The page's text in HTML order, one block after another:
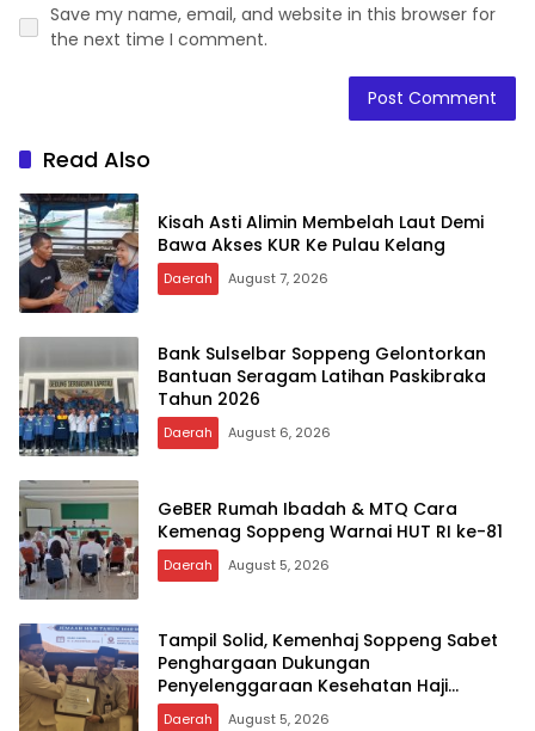
Save my name, email, and website in this browser for
the next time I comment.
Read Also
Kisah Asti Alimin Membelah Laut Demi
Bawa Akses KUR Ke Pulau Kelang
Daerah August 7, 2026
Bank Sulselbar Soppeng Gelontorkan
Bantuan Seragam Latihan Paskibraka
Tahun 2026
Daerah August 6, 2026
GeBER Rumah Ibadah & MTQ Cara
Kemenag Soppeng Warnai HUT RI ke-81
Daerah August 5, 2026
Tampil Solid, Kemenhaj Soppeng Sabet
Penghargaan Dukungan
Penyelenggaraan Kesehatan Haji
Terbaik
Daerah August 5, 2026